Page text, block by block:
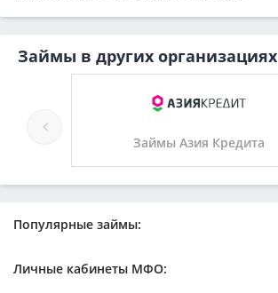
Займы в других организациях
Займы Азия Кредита
Популярные займы:
Новые микрозаймы
Без отказа
Личные кабинеты МФО: